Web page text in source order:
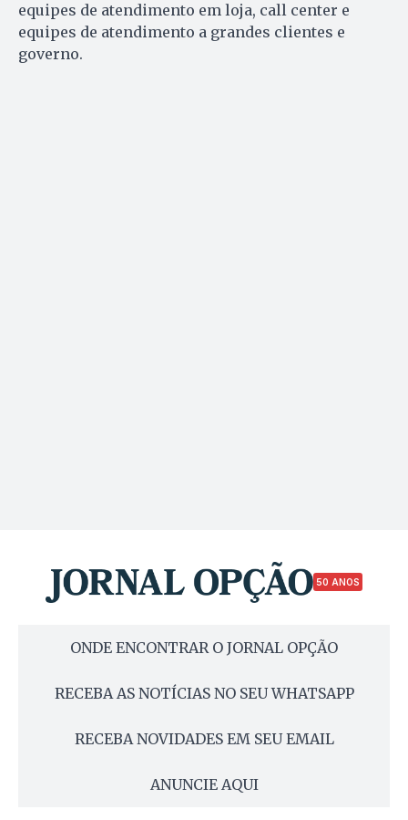
equipes de atendimento em loja, call center e
equipes de atendimento a grandes clientes e
governo.
50 ANOS
ONDE ENCONTRAR O JORNAL OPÇÃO
RECEBA AS NOTÍCIAS NO SEU WHATSAPP
RECEBA NOVIDADES EM SEU EMAIL
ANUNCIE AQUI